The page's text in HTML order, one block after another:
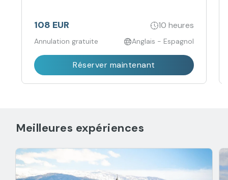
108 EUR 10 heures
Annulation gratuite Anglais - Espagnol
Réserver maintenant
Meilleures expériences